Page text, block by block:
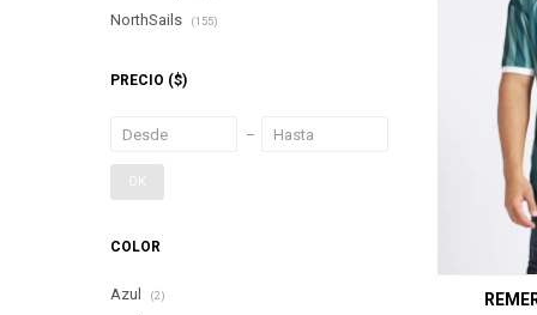
NorthSails (155)
PRECIO ($)
OK
COLOR
Azul (2)